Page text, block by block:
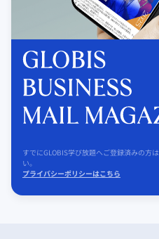
すでにGLOBIS学び放題へご登録済みの方
い。
プライバシーポリシーはこちら